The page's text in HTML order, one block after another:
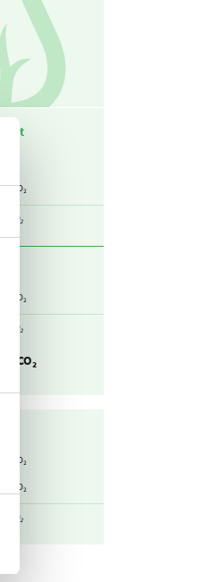
CO₂
ton CO₂
ton CO₂
ton CO₂
ton CO₂
ton CO₂
ton CO₂
ton CO₂